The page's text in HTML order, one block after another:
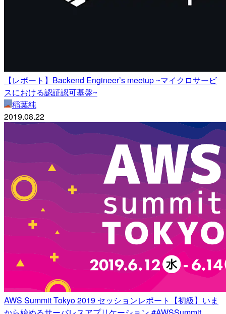
【レポート】Backend Engineer’s meetup ~マイクロサービ
スにおける認証認可基盤~
稲葉純
2019.08.22
AWS Summit Tokyo 2019 セッションレポート【初級】いま